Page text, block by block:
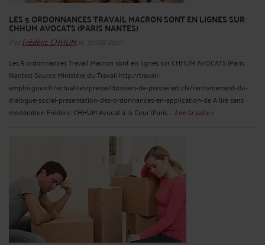
LES 5 ORDONNANCES TRAVAIL MACRON SONT EN LIGNES SUR
CHHUM AVOCATS (PARIS NANTES)
Par Frédéric CHHUMle 31/08/2017
Les 5 ordonnances Travail Macron sont en lignes sur CHHUM AVOCATS (Paris
Nantes) Source Ministère du Travail http://travail-
emploi.gouv.fr/actualites/presse/dossiers-de-presse/article/renforcement-du-
dialogue-social-presentation-des-ordonnances-en-application-de A lire sans
modération Frédéric CHHUM Avocat à la Cour (Paris ... Lire la suite >